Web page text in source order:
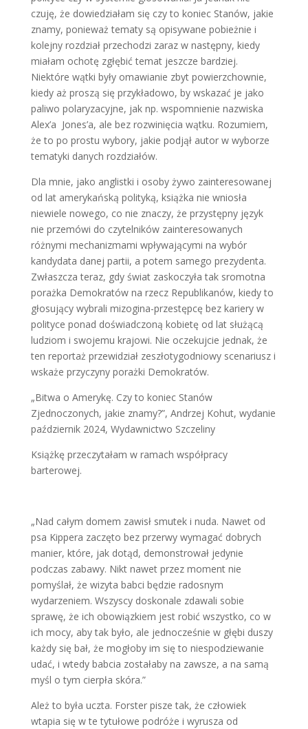
czuję, że dowiedziałam się czy to koniec Stanów, jakie
znamy, ponieważ tematy są opisywane pobieżnie i
kolejny rozdział przechodzi zaraz w następny, kiedy
miałam ochotę zgłębić temat jeszcze bardziej.
Niektóre wątki były omawianie zbyt powierzchownie,
kiedy aż proszą się przykładowo, by wskazać je jako
paliwo polaryzacyjne, jak np. wspomnienie nazwiska
Alex’a Jones’a, ale bez rozwinięcia wątku. Rozumiem,
że to po prostu wybory, jakie podjął autor w wyborze
tematyki danych rozdziałów.
Dla mnie, jako anglistki i osoby żywo zainteresowanej
od lat amerykańską polityką, książka nie wniosła
niewiele nowego, co nie znaczy, że przystępny język
nie przemówi do czytelników zainteresowanych
różnymi mechanizmami wpływającymi na wybór
kandydata danej partii, a potem samego prezydenta.
Zwłaszcza teraz, gdy świat zaskoczyła tak sromotna
porażka Demokratów na rzecz Republikanów, kiedy to
głosujący wybrali mizogina-przestępcę bez kariery w
polityce ponad doświadczoną kobietę od lat służącą
ludziom i swojemu krajowi. Nie oczekujcie jednak, że
ten reportaż przewidział zeszłotygodniowy scenariusz i
wskaże przyczyny porażki Demokratów.
„Bitwa o Amerykę. Czy to koniec Stanów
Zjednoczonych, jakie znamy?”, Andrzej Kohut, wydanie
październik 2024, Wydawnictwo Szczeliny
Książkę przeczytałam w ramach współpracy
barterowej.
„Nad całym domem zawisł smutek i nuda. Nawet od
psa Kippera zaczęto bez przerwy wymagać dobrych
manier, które, jak dotąd, demonstrował jedynie
podczas zabawy. Nikt nawet przez moment nie
pomyślał, że wizyta babci będzie radosnym
wydarzeniem. Wszyscy doskonale zdawali sobie
sprawę, że ich obowiązkiem jest robić wszystko, co w
ich mocy, aby tak było, ale jednocześnie w głębi duszy
każdy się bał, że mogłoby im się to niespodziewanie
udać, i wtedy babcia zostałaby na zawsze, a na samą
myśl o tym cierpła skóra.”
Ależ to była uczta. Forster pisze tak, że człowiek
wtapia się w te tytułowe podróże i wyrusza od